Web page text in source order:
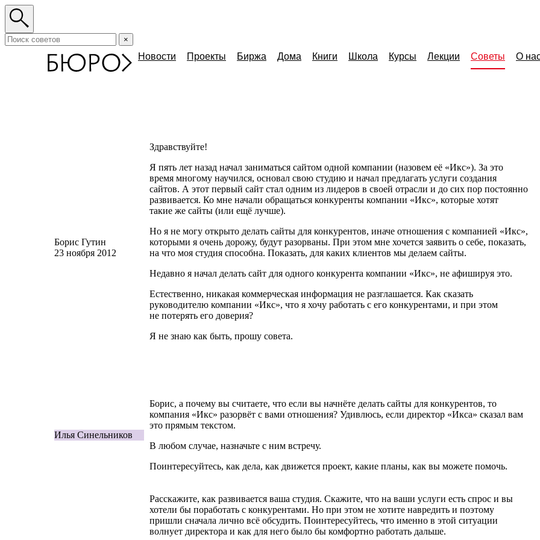
×
Новости Проекты Биржа Дома Книги Школа Курсы Лекции Советы О
Борис Гутин
23 ноября 2012
Здравствуйте!
Я пять лет назад начал заниматься сайтом одной компании (назовем её «Икс»). За это
время многому научился, основал свою студию и начал предлагать услуги создания
сайтов. А этот первый сайт стал одним из лидеров в своей отрасли и до сих пор постоянно
развивается. Ко мне начали обращаться конкуренты компании «Икс», которые хотят
такие же сайты (или ещё лучше).
Но я не могу открыто делать сайты для конкурентов, иначе отношения с компанией «Икс»,
которыми я очень дорожу, будут разорваны. При этом мне хочется заявить о себе, показать,
на что моя студия способна. Показать, для каких клиентов мы делаем сайты.
Недавно я начал делать сайт для одного конкурента компании «Икс», не афишируя это.
Естественно, никакая коммерческая информация не разглашается. Как сказать
руководителю компании «Икс», что я хочу работать с его конкурентами, и при этом
не потерять его доверия?
Я не знаю как быть, прошу совета.
Илья Синельников
Борис, а почему вы считаете, что если вы начнёте делать сайты для конкурентов, то
компания «Икс» разорвёт с вами отношения? Удивлюсь, если директор «Икса» сказал вам
это прямым текстом.
В любом случае, назначьте с ним встречу.
Поинтересуйтесь, как дела, как движется проект, какие планы, как вы можете помочь.
Расскажите, как развивается ваша студия. Скажите, что на ваши услуги есть спрос и вы
хотели бы поработать с конкурентами. Но при этом не хотите навредить и поэтому
пришли сначала лично всё обсудить. Поинтересуйтесь, что именно в этой ситуации
волнует директора и как для него было бы комфортно работать дальше.